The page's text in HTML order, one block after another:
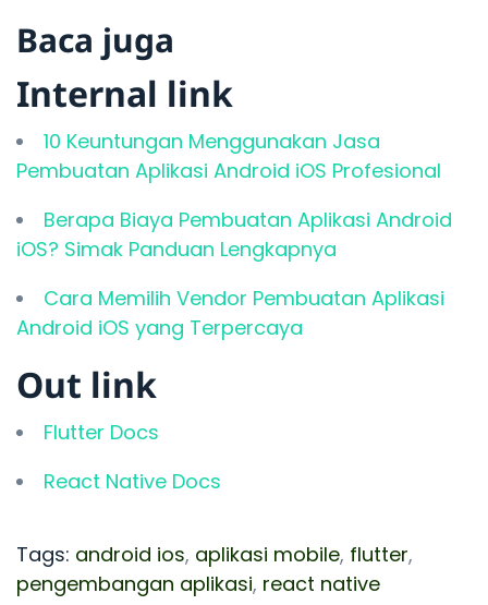
Baca juga
Internal link
10 Keuntungan Menggunakan Jasa
Pembuatan Aplikasi Android iOS Profesional
Berapa Biaya Pembuatan Aplikasi Android
iOS? Simak Panduan Lengkapnya
Cara Memilih Vendor Pembuatan Aplikasi
Android iOS yang Terpercaya
Out link
Flutter Docs
React Native Docs
Tags: android ios, aplikasi mobile, flutter,
pengembangan aplikasi, react native